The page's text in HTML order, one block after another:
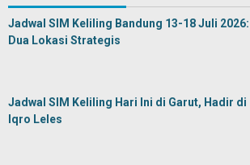
Jadwal SIM Keliling Bandung 13-18 Juli 2026:
Dua Lokasi Strategis
Jadwal SIM Keliling Hari Ini di Garut, Hadir di
Iqro Leles